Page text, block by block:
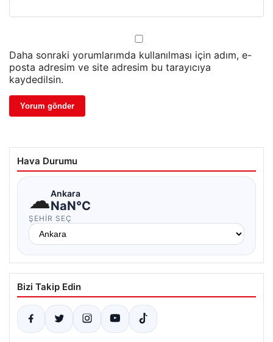
Daha sonraki yorumlarımda kullanılması için adım, e-
posta adresim ve site adresim bu tarayıcıya
kaydedilsin.
Hava Durumu
☁Ankara
NaN°C
ŞEHIR SEÇ
Bizi Takip Edin